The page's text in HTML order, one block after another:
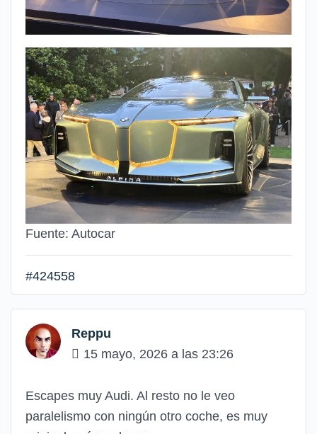
Fuente: Autocar
#424558
Reppu
15 mayo, 2026 a las 23:26
Escapes muy Audi. Al resto no le veo
paralelismo con ningún otro coche, es muy